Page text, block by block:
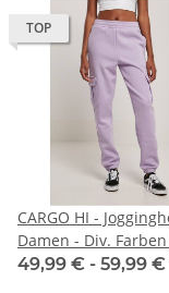
TOP
CARGO HI - Jogginghose für
Damen - Div. Farben
5XL)
49,99 € - 59,99 €